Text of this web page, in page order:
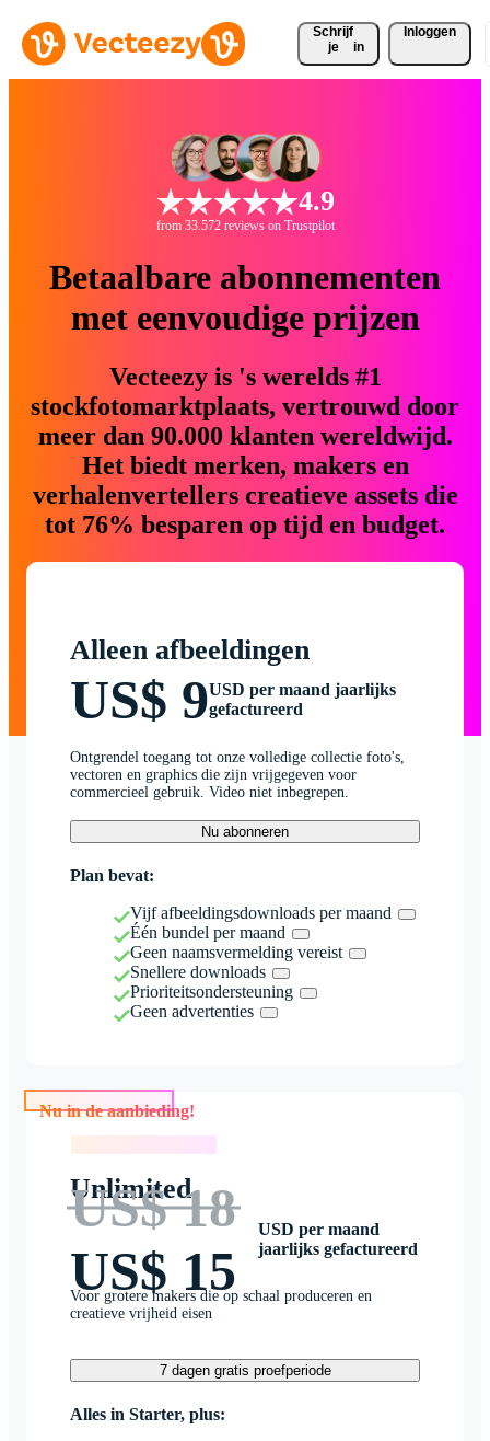
Schrijf
je
in
Inloggen
4.9
from 33.572 reviews on Trustpilot
Betaalbare abonnementen
met eenvoudige prijzen
Vecteezy is 's werelds #1
stockfotomarktplaats, vertrouwd door
meer dan 90.000 klanten wereldwijd.
Het biedt merken, makers en
verhalenvertellers creatieve assets die
tot 76% besparen op tijd en budget.
Alleen afbeeldingen
US$ 9USD per maand jaarlijks
gefactureerd
Ontgrendel toegang tot onze volledige collectie foto's,
vectoren en graphics die zijn vrijgegeven voor
commercieel gebruik. Video niet inbegrepen.
Nu abonneren
Plan bevat:
Vijf afbeeldingsdownloads per maand
Één bundel per maand
Geen naamsvermelding vereist
Snellere downloads
Prioriteitsondersteuning
Geen advertenties
Nu in de aanbieding!
Unlimited
US$ 18
US$ 15
USD per maand
jaarlijks gefactureerd
Voor grotere makers die op schaal produceren en
creatieve vrijheid eisen
7 dagen gratis proefperiode
Alles in Starter, plus: